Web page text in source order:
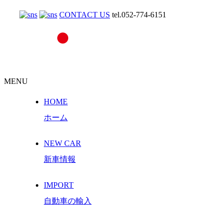
CONTACT US tel.052-774-6151
MENU
HOME
ホーム
NEW CAR
新車情報
IMPORT
自動車の輸入